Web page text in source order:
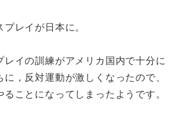
レイが日本に。
イの訓練がアメリカ国内で十分に
，反対運動が激しくなったので、
ことになってしまったようです。